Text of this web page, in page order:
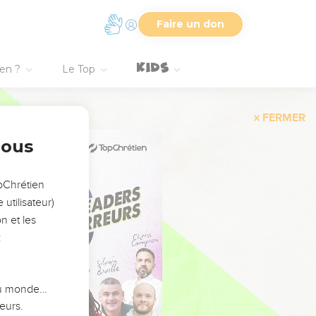
Faire un don
? Le Top
FERMER
utilisateur)
et les
monde…